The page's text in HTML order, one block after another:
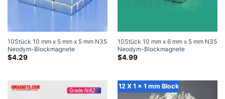
10Stück 10 mm x 5 mm x 5 mm N35
Neodym-Blockmagnete
Hochleistungsmagnete
$4.29
10Stück 10 mm x 6 mm x 5 mm N35
Neodym-Blockmagnete
Hochleistungsmagnete
$4.99
12 X 1 x 1 mm Block